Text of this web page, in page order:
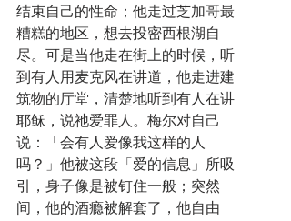
结束自己的性命；他走过芝加哥最
糟糕的地区，想去投密西根湖自
尽。可是当他走在街上的时候，听
到有人用麦克风在讲道，他走进建
筑物的厅堂，清楚地听到有人在讲
耶稣，说祂爱罪人。梅尔对自己
说：「会有人爱像我这样的人
吗？」他被这段「爱的信息」所吸
引，身子像是被钉住一般；突然
间，他的酒瘾被解套了，他自由